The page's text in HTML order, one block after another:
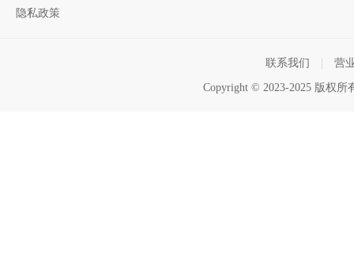
隐私政策
联系我们 营
Copyright © 2023-2025 版权所